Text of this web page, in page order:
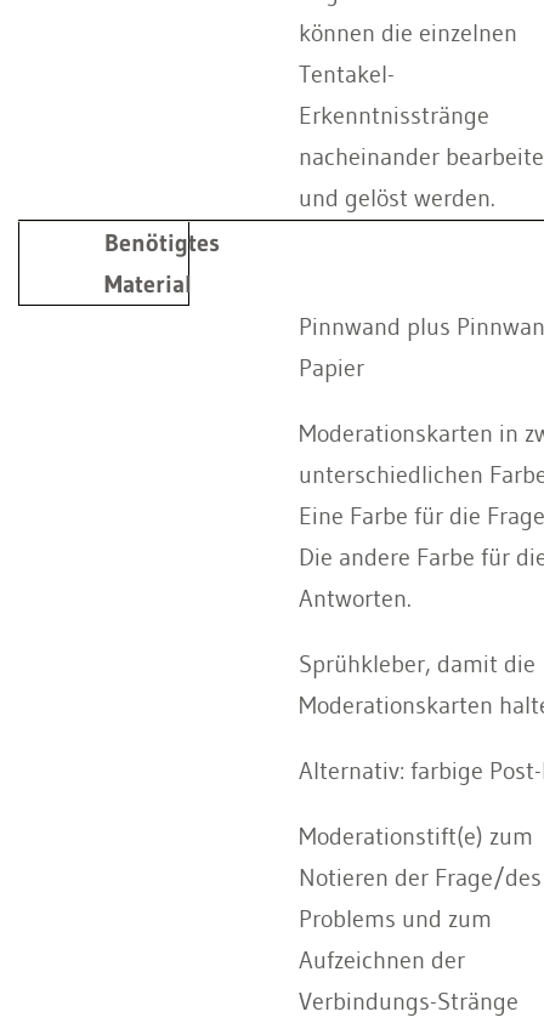
können die einzelnen
Tentakel-
Erkenntnisstränge
nacheinander
und gelöst werden.
Benötigtes
Material
Pinnwand plus
Papier
Moderationskarten in
unterschiedlichen
Eine Farbe für die
Die andere Farbe für
Antworten.
Sprühkleber, damit die
Moderationskarten
Alternativ: farbige
Moderationstift(e) zum
Notieren der Frage/des
Problems und zum
Aufzeichnen der
Verbindungs-Stränge